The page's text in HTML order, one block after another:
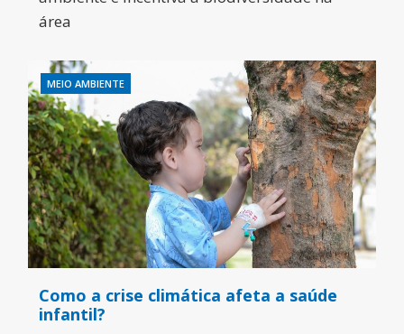
área
MEIO AMBIENTE
Como a crise climática afeta a saúde
infantil?